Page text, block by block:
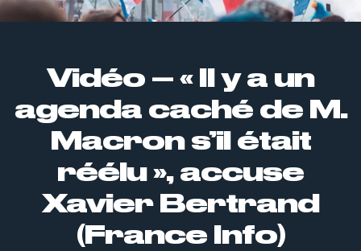
Vidéo – « Il y a un
agenda caché de M.
Macron s’il était
réélu », accuse
Xavier Bertrand
(France Info)